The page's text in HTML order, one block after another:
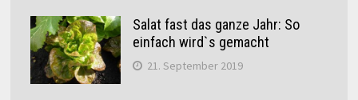
Salat fast das ganze Jahr: So
einfach wird`s gemacht
21. September 2019